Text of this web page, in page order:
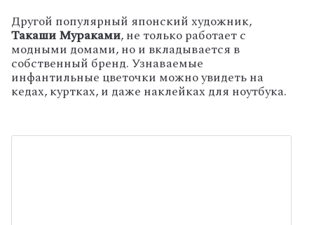
Другой популярный японский художник,
Такаши Мураками, не только работает с
модными домами, но и вкладывается в
собственный бренд. Узнаваемые
инфантильные цветочки можно увидеть на
кедах, куртках, и даже наклейках для ноутбука.